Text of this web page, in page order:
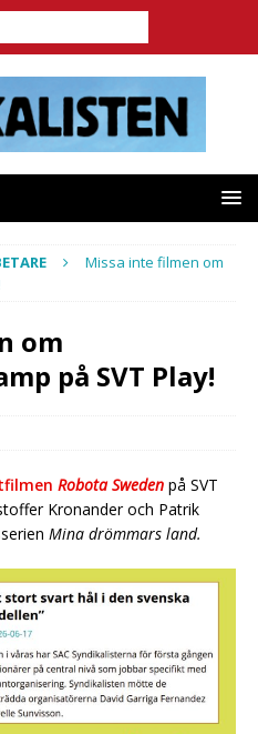
Missa inte filmen om
om
på SVT Play!
Robota Sweden på SVT
Kronander och Patrik
Mina drömmars land.